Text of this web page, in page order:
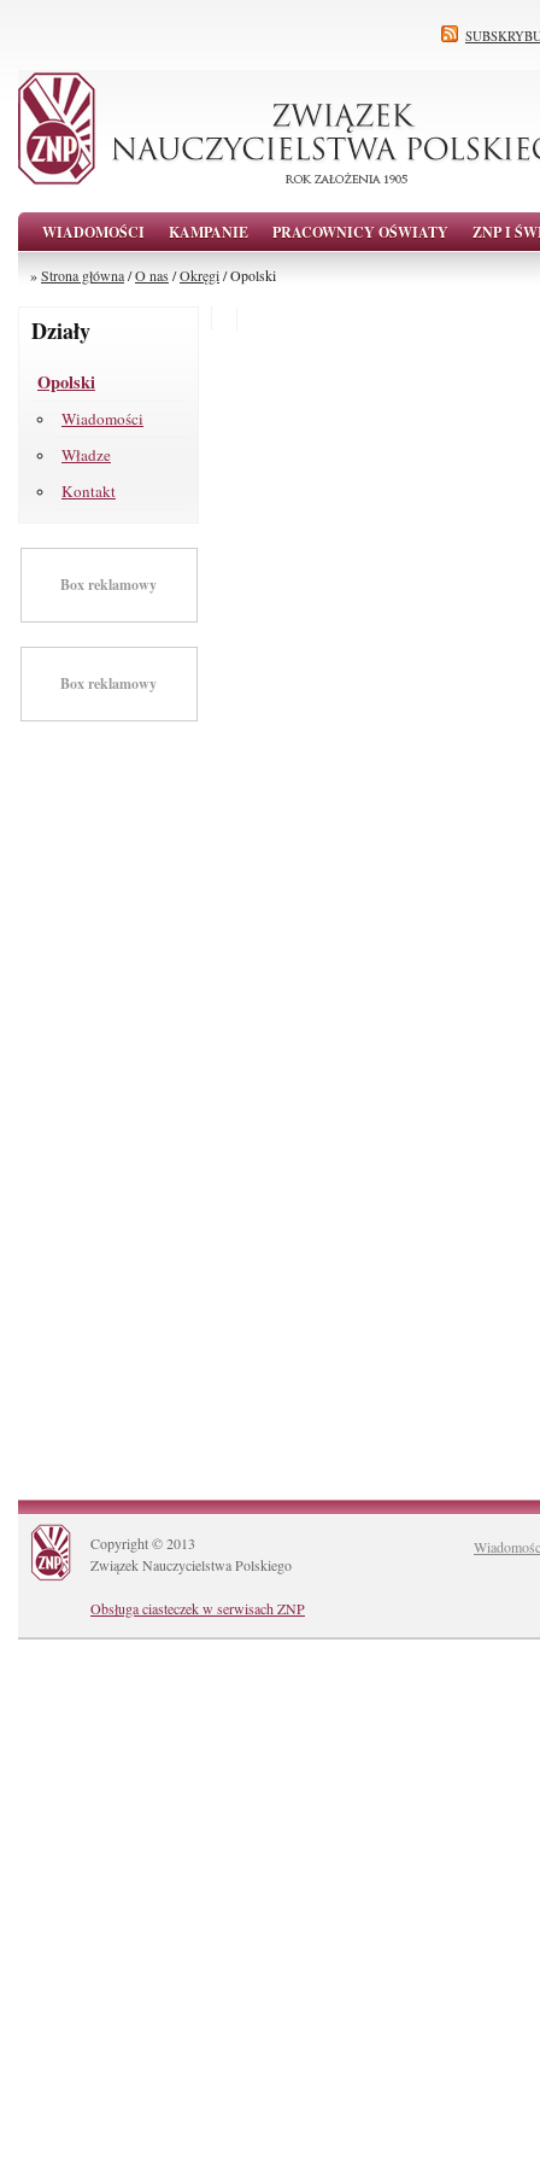
WIADOMOŚCI KAMPANIE PRACOWNICY OŚWIATY ZNP I
»Strona główna/O nas /Okręgi/ Opolski
Działy
Opolski
Wiadomości
Władze
Kontakt
Box reklamowy
Box reklamowy
Copyright © 2013
Związek Nauczycielstwa Polskiego
Obsługa ciasteczek w serwisach ZNP